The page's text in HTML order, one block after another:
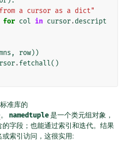
a cursor as a dict"
for col in cursor.descript
, row))
.fetchall()
准库的
。 namedtuple是一个类元组对象，
字段；也能通过索引和迭代。结果
索引访问，这很实用: